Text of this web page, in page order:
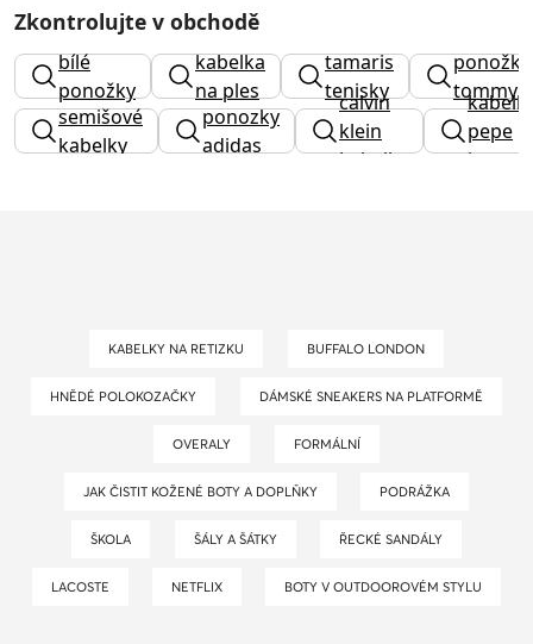
Zkontrolujte v obchodě
bílé
ponožky
kabelka
na ples
tamaris
tenisky
ponožky
tommy
hilfiger
semišové
kabelky
ponozky
adidas
calvin
klein
kabelky
pepe
jeans
KABELKY NA RETIZKU BUFFALO LONDON
HNĚDÉ POLOKOZAČKY DÁMSKÉ SNEAKERS NA PLATFORMĚ
OVERALY FORMÁLNÍ
JAK ČISTIT KOŽENÉ BOTY A DOPLŇKY PODRÁŽKA
ŠKOLA ŠÁLY A ŠÁTKY ŘECKÉ SANDÁLY
LACOSTE NETFLIX BOTY V OUTDOOROVÉM STYLU